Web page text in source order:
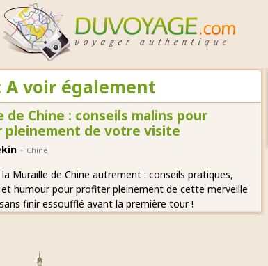
voir également
de Chine : conseils malins pour
de votre visite
- Chine
Muraille de Chine autrement : conseils pratiques,
humour pour profiter pleinement de cette merveille
finir essoufflé avant la première tour !